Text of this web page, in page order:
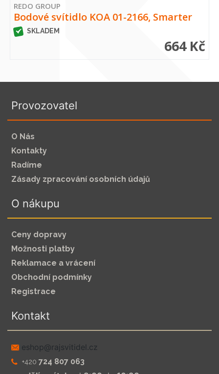
REDO GROUP
Bodové svítidlo KOA 01-2166, Smarter
SKLADEM
664 Kč
Provozovatel
O Nás
Kontakty
Radíme
Zásady zpracování osobních údajů
O nákupu
Ceny dopravy
Možnosti platby
Reklamace a vrácení
Obchodní podmínky
Registrace
Kontakt
zc.leditivsjar@pohse
+420 724 807 063